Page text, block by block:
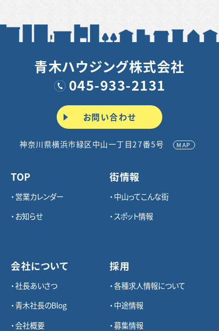
青木ハウジング株式会社
045-933-2131
お問い合わせ
神奈川県横浜市緑区中山一丁目27番5号 MAP
TOP
営業カレンダー
お知らせ
会社について
社長あいさつ
青木社長のBlog
会社概要
街情報
中山ってこんな街
スポット情報
採用
各種求⼈情報について
中途情報
募集情報